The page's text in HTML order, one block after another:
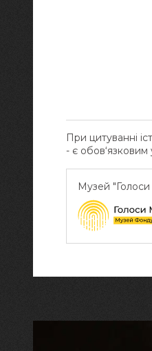
При цитуванні
- є обов‘язковим
Музей